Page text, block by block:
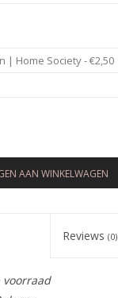
AAN WINKELWAGEN
Reviews (0)
voorraad